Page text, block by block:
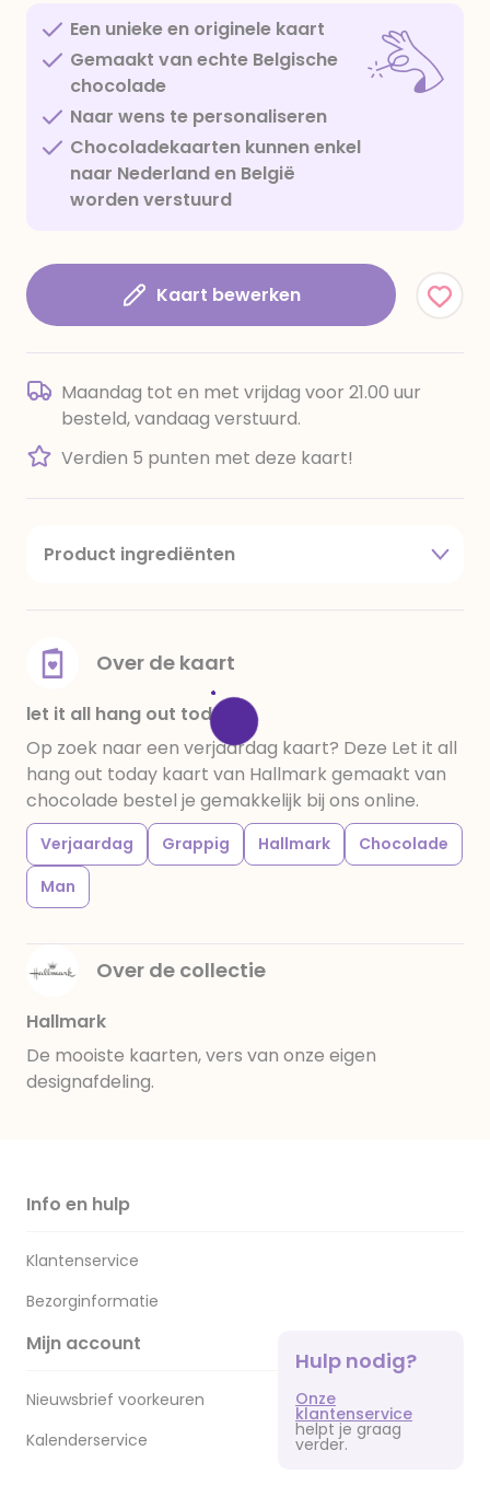
Een unieke en originele kaart
Gemaakt van echte Belgische
chocolade
Naar wens te personaliseren
Chocoladekaarten kunnen enkel
naar Nederland en België
worden verstuurd
Kaart bewerken
Maandag tot en met vrijdag voor 21.00 uur
besteld, vandaag verstuurd.
Verdien 5 punten met deze kaart!
Product ingrediënten
amandelen,cacaomassa, emulgator (sojalecithine),
voedingszuur: citroenzuur E 330, verdikkingsmiddel
E415, water, bevochtigingsmiddel E422, emulgator:
E433, kleurstoffen: E102, E110, E122: kan de activiteit en
concentratie van kinderen negatief beïnvloeden,
E133, E151. Chocolade bevat ten minste 34%
cacaobestanddelen. Kan sporen van gluten
bevatten. Koel en droog bewaren.
Over de kaart
let it all hang out today
Op zoek naar een verjaardag kaart? Deze Let it all
hang out today kaart van Hallmark gemaakt van
chocolade bestel je gemakkelijk bij ons online.
Verjaardag Grappig Hallmark
Chocolade
Man
Over de collectie
Hallmark
De mooiste kaarten, vers van onze eigen
designafdeling.
Info en hulp
Klantenservice
Bezorginformatie
Mijn account
Nieuwsbrief voorkeuren
Kalenderservice
Hulp nodig?
Onze
klantenservice
helpt je graag
verder.